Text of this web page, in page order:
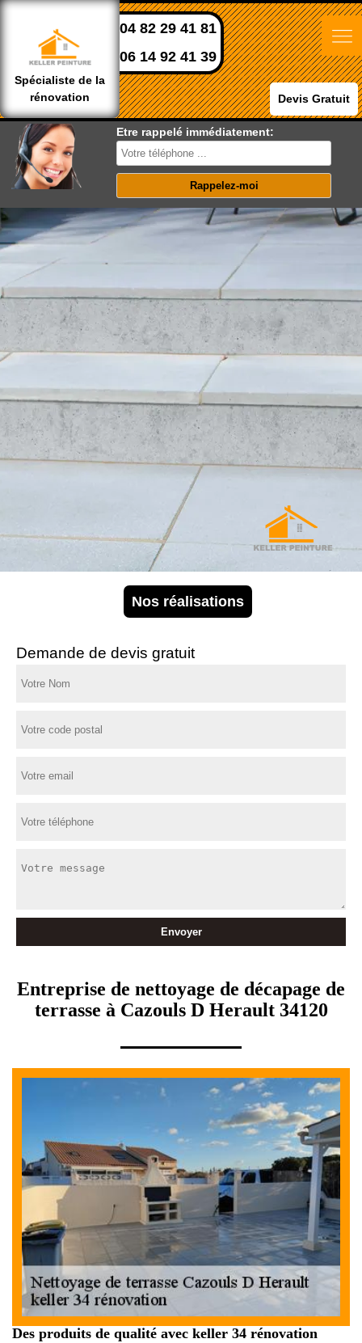
Spécialiste de la
rénovation
04 82 29 41 81
06 14 92 41 39
Devis Gratuit
Etre rappelé immédiatement:
Nos réalisations
Demande de devis gratuit
Entreprise de nettoyage de décapage de
terrasse à Cazouls D Herault 34120
Des produits de qualité avec keller 34 rénovation